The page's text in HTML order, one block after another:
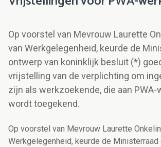
Op voorstel van Mevrouw Laurette
van Werkgelegenheid, keurde de
ontwerp van koninklijk besluit (*)
vrijstelling van de verplichting om
zijn als werkzoekende, die aan
wordt toegekend.
Op voorstel van Mevrouw Laurette
Werkgelegenheid, keurde de Ministerraad